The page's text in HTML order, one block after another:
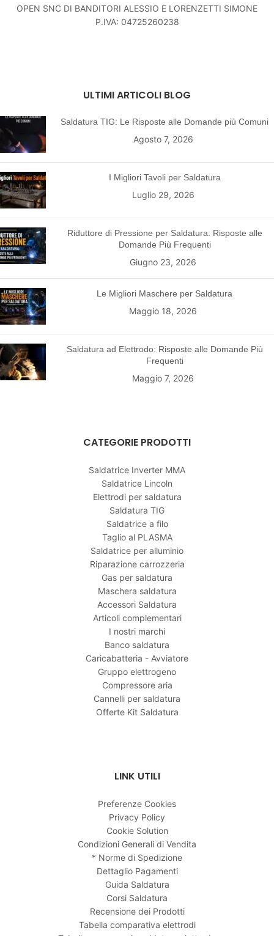
OPEN SNC DI BANDITORI ALESSIO E LORENZETTI SIMONE
P.IVA: 04725260238
ULTIMI ARTICOLI BLOG
Saldatura TIG: Le Risposte alle Domande più Comuni
Agosto 7, 2026
I Migliori Tavoli per Saldatura
Luglio 29, 2026
Riduttore di Pressione per Saldatura: Risposte alle
Domande Più Frequenti
Giugno 23, 2026
Le Migliori Maschere per Saldatura
Maggio 18, 2026
Saldatura ad Elettrodo: Risposte alle Domande Più
Frequenti
Maggio 7, 2026
CATEGORIE PRODOTTI
Saldatrice Inverter MMA
Saldatrice Lincoln
Elettrodi per saldatura
Saldatura TIG
Saldatrice a filo
Taglio al PLASMA
Saldatrice per alluminio
Riparazione carrozzeria
Gas per saldatura
Maschera saldatura
Accessori Saldatura
Articoli complementari
I nostri marchi
Banco saldatura
Caricabatteria - Avviatore
Gruppo elettrogeno
Compressore aria
Cannelli per saldatura
Offerte Kit Saldatura
LINK UTILI
Preferenze Cookies
Privacy Policy
Cookie Solution
Condizioni Generali di Vendita
* Norme di Spedizione
Dettaglio Pagamenti
Guida Saldatura
Corsi Saldatura
Recensione dei Prodotti
Tabella comparativa elettrodi